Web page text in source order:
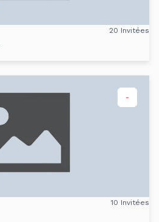
20 Invitées
-
10 Invitées